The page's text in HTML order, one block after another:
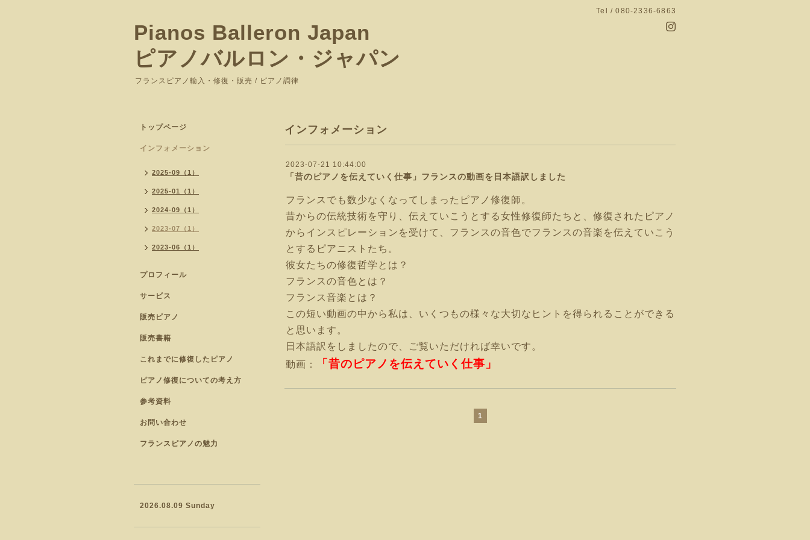
Tel / 080-2336-6863
Pianos Balleron Japan
ピアノバルロン・ジャパン
フランスピアノ輸入・修復・販売 / ピアノ調律
インフォメーション
2023-07-21 10:44:00
「昔のピアノを伝えていく仕事」フランスの動画を日本語訳しました
フランスでも数少なくなってしまったピアノ修復師。
昔からの伝統技術を守り、伝えていこうとする女性修復師たちと、修復されたピアノ
からインスピレーションを受けて、フランスの音色でフランスの音楽を伝えていこう
とするピアニストたち。
彼女たちの修復哲学とは？
フランスの音色とは？
フランス音楽とは？
この短い動画の中から私は、いくつもの様々な大切なヒントを得られることができる
と思います。
日本語訳をしましたので、ご覧いただければ幸いです。
動画：
「 昔のピアノを伝えていく仕事 」
1
トップページ
インフォメーション
2025-09（1）
2025-01（1）
2024-09（1）
2023-07（1）
2023-06（1）
プロフィール
サービス
販売ピアノ
販売書籍
これまでに修復したピアノ
ピアノ修復についての考え方
参考資料
お問い合わせ
フランスピアノの魅力
2026.08.09 Sunday